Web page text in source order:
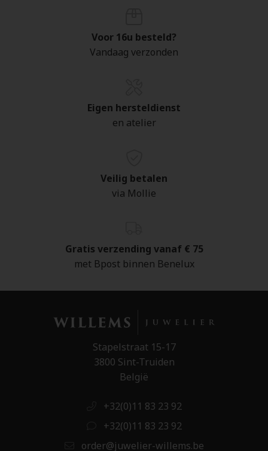
Voor 16u besteld?
Vandaag verzonden
Eigen hersteldienst
en atelier
Veilig betalen
via Mollie
Gratis verzending vanaf € 75
met Bpost binnen Benelux
Stapelstraat 15-17
3800 Sint-Truiden
België
+32(0)11 83 23 92
+32(0)11 83 23 92
order@juwelier-willems.be